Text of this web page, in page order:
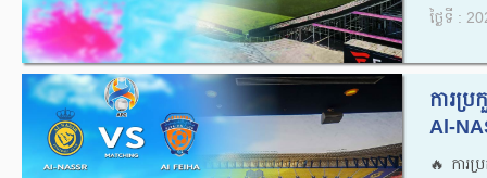
ថ្ងៃទី :
ការប្
Al-
🔥ការ